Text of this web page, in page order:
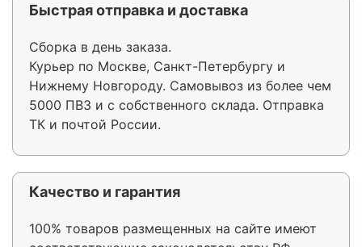
Быстрая отправка и доставка
Сборка в день заказа.
Курьер по Москве, Санкт-Петербургу и
Нижнему Новгороду. Самовывоз из более чем
5000 ПВЗ и с собственного склада. Отправка
ТК и почтой России.
Качество и гарантия
100% товаров размещенных на сайте имеют